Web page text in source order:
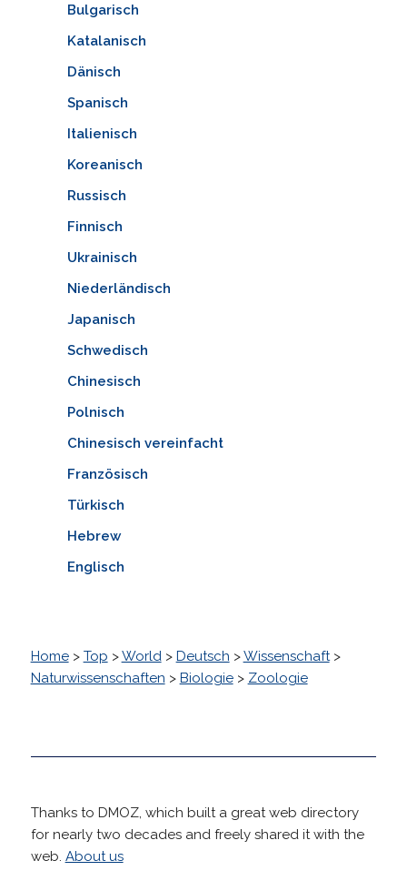
Bulgarisch
Katalanisch
Dänisch
Spanisch
Italienisch
Koreanisch
Russisch
Finnisch
Ukrainisch
Niederländisch
Japanisch
Schwedisch
Chinesisch
Polnisch
Chinesisch vereinfacht
Französisch
Türkisch
Hebrew
Englisch
Home> Top >World> Deutsch >Wissenschaft>
Naturwissenschaften > Biologie> Zoologie
Thanks to DMOZ, which built a great web directory
for nearly two decades and freely shared it with the
web. About us